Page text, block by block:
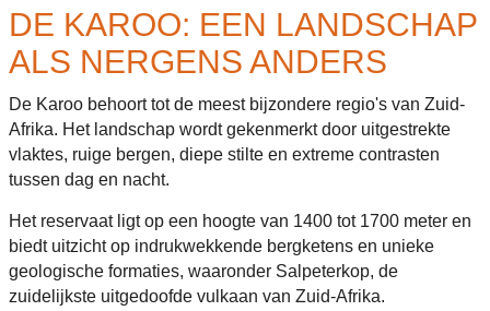
DE KAROO: EEN LANDSCHAP
ALS NERGENS ANDERS
De Karoo behoort tot de meest bijzondere regio's van Zuid-
Afrika. Het landschap wordt gekenmerkt door uitgestrekte
vlaktes, ruige bergen, diepe stilte en extreme contrasten
tussen dag en nacht.
Het reservaat ligt op een hoogte van 1400 tot 1700 meter en
biedt uitzicht op indrukwekkende bergketens en unieke
geologische formaties, waaronder Salpeterkop, de
zuidelijkste uitgedoofde vulkaan van Zuid-Afrika.